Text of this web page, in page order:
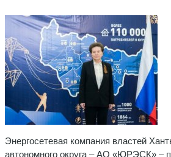
Энергосетевая компания властей
автономного округа – АО «ЮРЭСК» –